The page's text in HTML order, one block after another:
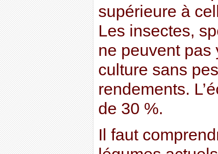
supérieure à
Les insectes,
ne peuvent pas
culture sans
rendements.
de 30 %.
Il faut